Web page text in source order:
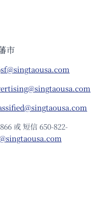
市
sf@singtaousa.com
或 短信 650-822-